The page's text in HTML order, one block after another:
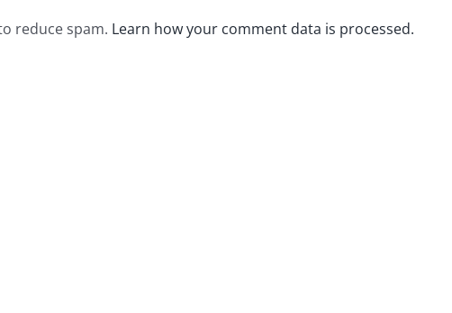
reduce spam. Learn how your comment data is processed.